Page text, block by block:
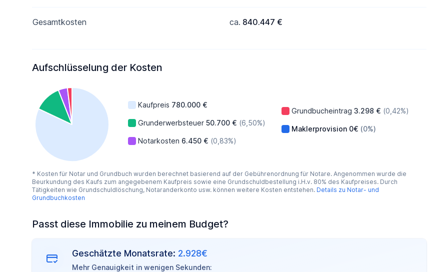
Gesamtkosten ca. 840.447 €
Aufschlüsselung der Kosten
Kaufpreis 780.000 €
Grunderwerbsteuer 50.700 € (6,50%)
Notarkosten 6.450 € (0,83%)
Grundbucheintrag 3.298 € (0,42%)
Maklerprovision 0€ (0%)
* Kosten für Notar und Grundbuch wurden berechnet basierend auf der Gebührenordnung für Notare. Angenommen wurde die
Beurkundung des Kaufs zum angegebenem Kaufpreis sowie eine Grundschuldbestellung i.H.v. 80% des Kaufpreises. Durch
Tätigkeiten wie Grundschuldlöschung, Notaranderkonto usw. können weitere Kosten entstehen. Details zu Notar- und
Grundbuchkosten
Passt diese Immobilie zu meinem Budget?
Geschätzte Monatsrate: 2.928€
Mehr Genauigkeit in wenigen Sekunden: